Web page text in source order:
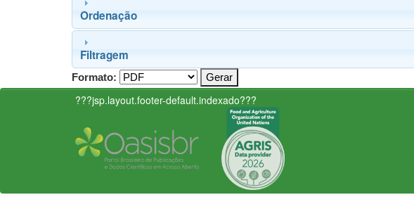
Ordenação
Filtragem
Formato:
???jsp.layout.footer-default.indexado???